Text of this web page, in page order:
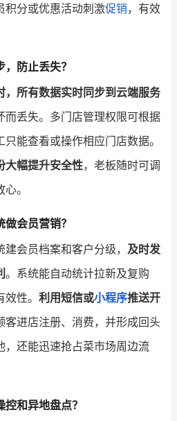
积分或优惠活动刺激促销，有效
防止丢失？
，所有数据实时同步到云端服务
而丢失。多门店管理权限可根据
能查看或操作相应门店数据。
大幅提升安全性，老板随时可调
。
会员营销？
会员档案和客户分级， 及时发
。系统能自动统计拉新及复购
性。 利用短信或小程序推送开
客进店注册、消费，并形成回头
，还能迅速抢占菜市场周边流
和异地盘点？